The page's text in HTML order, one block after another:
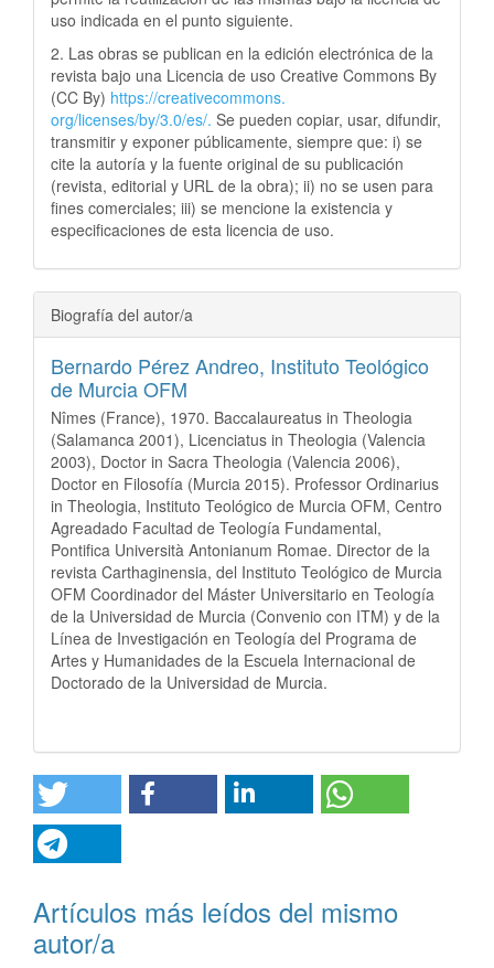
uso indicada en el punto siguiente.
2. Las obras se publican en la edición electrónica de la
revista bajo una Licencia de uso Creative Commons By
(CC By) https://creativecommons.
org/licenses/by/3.0/es/. Se pueden copiar, usar, difundir,
transmitir y exponer públicamente, siempre que: i) se
cite la autoría y la fuente original de su publicación
(revista, editorial y URL de la obra); ii) no se usen para
fines comerciales; iii) se mencione la existencia y
especificaciones de esta licencia de uso.
Biografía del autor/a
Bernardo Pérez Andreo, Instituto Teológico
de Murcia OFM
Nîmes (France), 1970. Baccalaureatus in Theologia
(Salamanca 2001), Licenciatus in Theologia (Valencia
2003), Doctor in Sacra Theologia (Valencia 2006),
Doctor en Filosofía (Murcia 2015). Professor Ordinarius
in Theologia, Instituto Teológico de Murcia OFM, Centro
Agreadado Facultad de Teología Fundamental,
Pontifica Università Antonianum Romae. Director de la
revista Carthaginensia, del Instituto Teológico de Murcia
OFM Coordinador del Máster Universitario en Teología
de la Universidad de Murcia (Convenio con ITM) y de la
Línea de Investigación en Teología del Programa de
Artes y Humanidades de la Escuela Internacional de
Doctorado de la Universidad de Murcia.
Artículos más leídos del mismo
autor/a